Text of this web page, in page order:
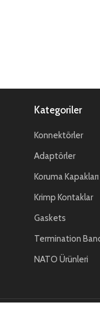
Kategoriler
Konnektörler
Adaptörler
Koruma Kapakları
Krimp Kontaklar
Gaskets
Termination
NATO Ürünleri